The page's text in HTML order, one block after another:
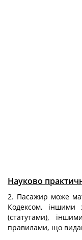
Науково
2. Пасажир може
Кодексом, іншими
(статутами),
правилами, що